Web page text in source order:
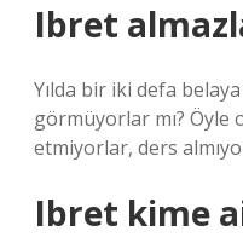
Ibret
Yılda bir iki defa
görmüyorlar mı? Öyle
etmiyorlar, ders
Ibret kime